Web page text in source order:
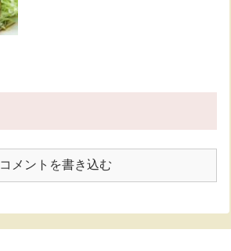
コメントを書き込む